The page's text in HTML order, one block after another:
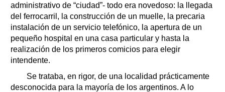
administrativo de “ciudad”- todo era novedoso: la llegada
del ferrocarril, la construcción de un muelle, la precaria
instalación de un servicio telefónico, la apertura de un
pequeño hospital en una casa particular y hasta la
realización de los primeros comicios para elegir
intendente.
Se trataba, en rigor, de una localidad prácticamente
desconocida para la mayoría de los argentinos. A lo